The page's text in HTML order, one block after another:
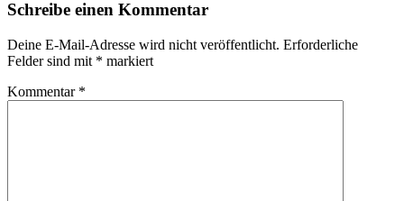
Schreibe einen Kommentar
Deine E-Mail-Adresse wird nicht veröffentlicht. Erforderliche
Felder sind mit * markiert
Kommentar *